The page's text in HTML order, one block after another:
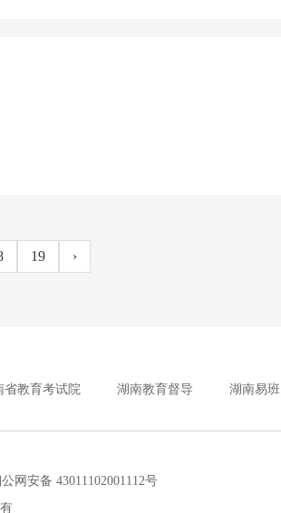
19 ›
省教育考试院 湖南教育督导 湖南易班
安备 43011102001112号